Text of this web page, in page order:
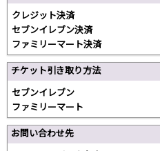
クレジット決済
セブンイレブン決済
ファミリーマート決済
チケット引き取り方法
セブンイレブン
ファミリーマート
お問い合わせ先